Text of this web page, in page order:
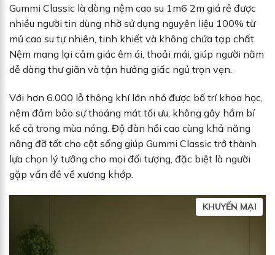
Gummi Classic là dòng nệm cao su 1m6 2m giá rẻ được
nhiều người tin dùng nhờ sử dụng nguyên liệu 100% từ
mủ cao su tự nhiên, tinh khiết và không chứa tạp chất.
Nệm mang lại cảm giác êm ái, thoải mái, giúp người nằm
dễ dàng thư giãn và tận hưởng giấc ngủ trọn vẹn.
Với hơn 6.000 lỗ thông khí lớn nhỏ được bố trí khoa học,
nệm đảm bảo sự thoáng mát tối ưu, không gây hầm bí
kể cả trong mùa nóng. Độ đàn hồi cao cùng khả năng
nâng đỡ tốt cho cột sống giúp Gummi Classic trở thành
lựa chọn lý tưởng cho mọi đối tượng, đặc biệt là người
gặp vấn đề về xương khớp.
KHUYẾN MẠIS
Ả